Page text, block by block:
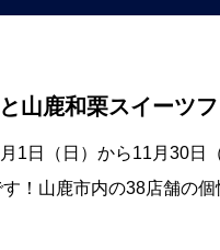
山鹿和栗スイーツ
1日（日）から11月30日
す！山鹿市内の38店舗の